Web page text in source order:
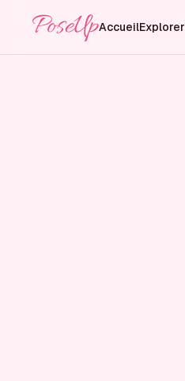
PoseUpAccueilExplorer